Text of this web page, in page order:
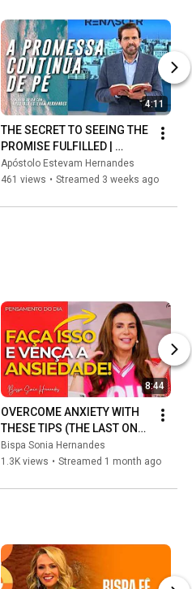
4:11
THE SECRET TO SEEING THE
PROMISE FULFILLED |
APOSTLE ESTEVAM
HERNANDES
Apóstolo Estevam Hernandes
461 views • Streamed 3 weeks ago
8:44
OVERCOME ANXIETY WITH
THESE TIPS (THE LAST ONE
IS THE MOST IMPORTANT) |
BISHOP SONIA HERNANDES
Bispa Sonia Hernandes
1.3K views • Streamed 1 month ago